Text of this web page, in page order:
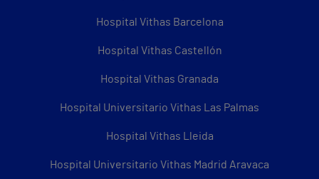
Hospital Vithas Barcelona
Hospital Vithas Castellón
Hospital Vithas Granada
Hospital Universitario Vithas Las Palmas
Hospital Vithas Lleida
Hospital Universitario Vithas Madrid Aravaca